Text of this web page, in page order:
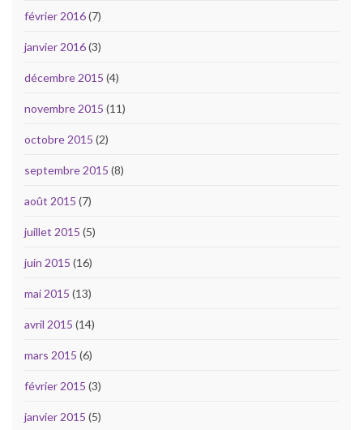
février 2016(7)
janvier 2016(3)
décembre 2015 (4)
novembre 2015 (11)
octobre 2015 (2)
septembre 2015 (8)
août 2015 (7)
juillet 2015 (5)
juin 2015 (16)
mai 2015 (13)
avril 2015 (14)
mars 2015 (6)
février 2015 (3)
janvier 2015 (5)